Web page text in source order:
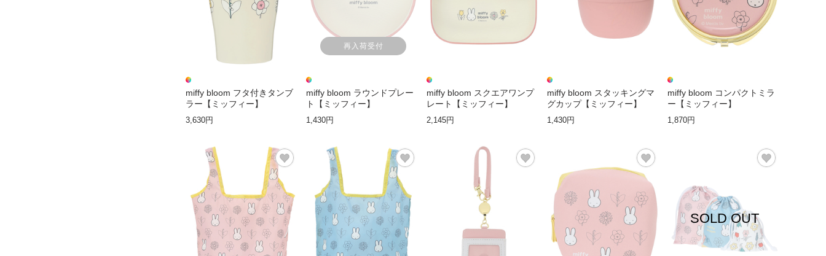
miffy bloom フタ付きタンブ
ラー【ミッフィー】
3,630円
再入荷受付
miffy bloom ラウンドプレー
ト【ミッフィー】
1,430円
miffy bloom スクエアワンプ
レート【ミッフィー】
2,145円
miffy bloom スタッキングマ
グカップ【ミッフィー】
1,430円
miffy bloom コンパクトミラ
ー【ミッフィー】
1,870円
SOLD OUT